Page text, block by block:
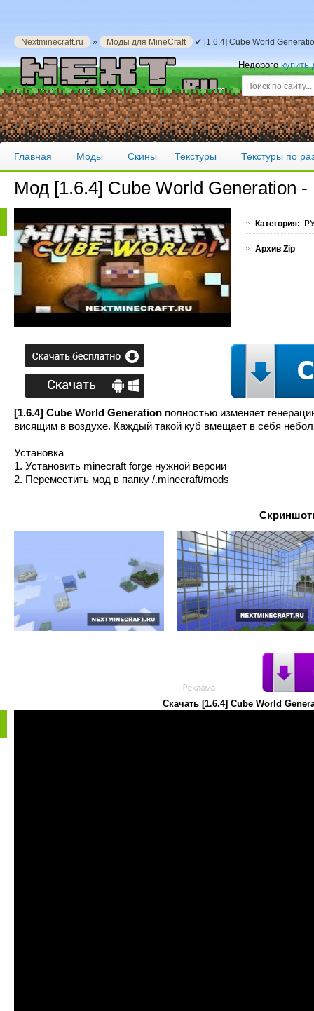
Nextminecraft.ru » Моды для MineCraft ✔ [1.6.4] Cube World
Недорогокупить
Главная Моды Скины Текстуры Текстуры по
Мод [1.6.4] Cube World Generation
Категория:
Архив Zip
[1.6.4] Cube World Generation полностью изменяет
висящим в воздухе. Каждый такой куб вмещает в себя
Установка
1. Установить minecraft forge нужной версии
2. Переместить мод в папку /.minecraft/mods
Скачать [1.6.4] Cube World